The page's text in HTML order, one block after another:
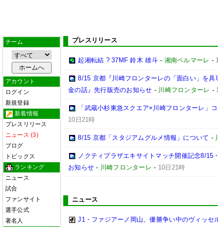
チーム
アカウント
ログイン
新規登録
新着情報
プレスリリース
ニュース (3)
ブログ
トピックス
ランキング
ニュース
試合
ファンサイト
選手公式
著名人
プレスリリース
起湘転結 ? 37MF 鈴木 雄斗- 湘南ベルマーレ -
8/15 京都『川崎フロンターレの「面白い」を
金の話』先行販売のお知らせ - 川崎フロンターレ -
「武蔵小杉東急スクエア×川崎フロンターレ」
10日21時
8/15 京都「スタジアムグルメ情報」について -
ノクティプラザエキサイトマッチ開催記念8/
お知らせ - 川崎フロンターレ - 10日21時
ニュース
J1・ファジアーノ岡山、優勝争い中のヴィッ